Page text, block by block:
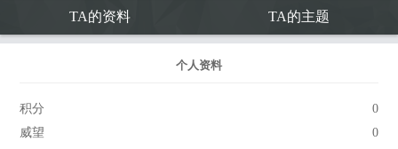
TA的资料 TA的主题
个人资料
积分
0
威望
0